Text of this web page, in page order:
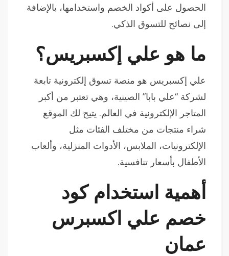
الحصول على أكواد الخصم واستخدامها، بالإضافة
إلى نصائح للتسوق الذكي.
ما هو علي إكسبريس؟
علي إكسبريس هو منصة تسوق إلكترونية تابعة
لشركة “علي بابا” الصينية، وهي تعتبر من أكبر
المتاجر الإلكترونية في العالم. يتيح لك الموقع
شراء منتجات من مختلف الفئات مثل
الإلكترونيات، الملابس، الأدوات المنزلية، وألعاب
الأطفال بأسعار تنافسية.
أهمية استخدام كود
خصم علي اكسبرس
عمان